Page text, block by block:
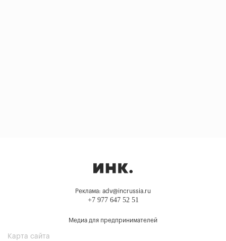
Реклама: adv@incrussia.ru
+7 977 647 52 51
Медиа для предпринимателей
Карта сайта